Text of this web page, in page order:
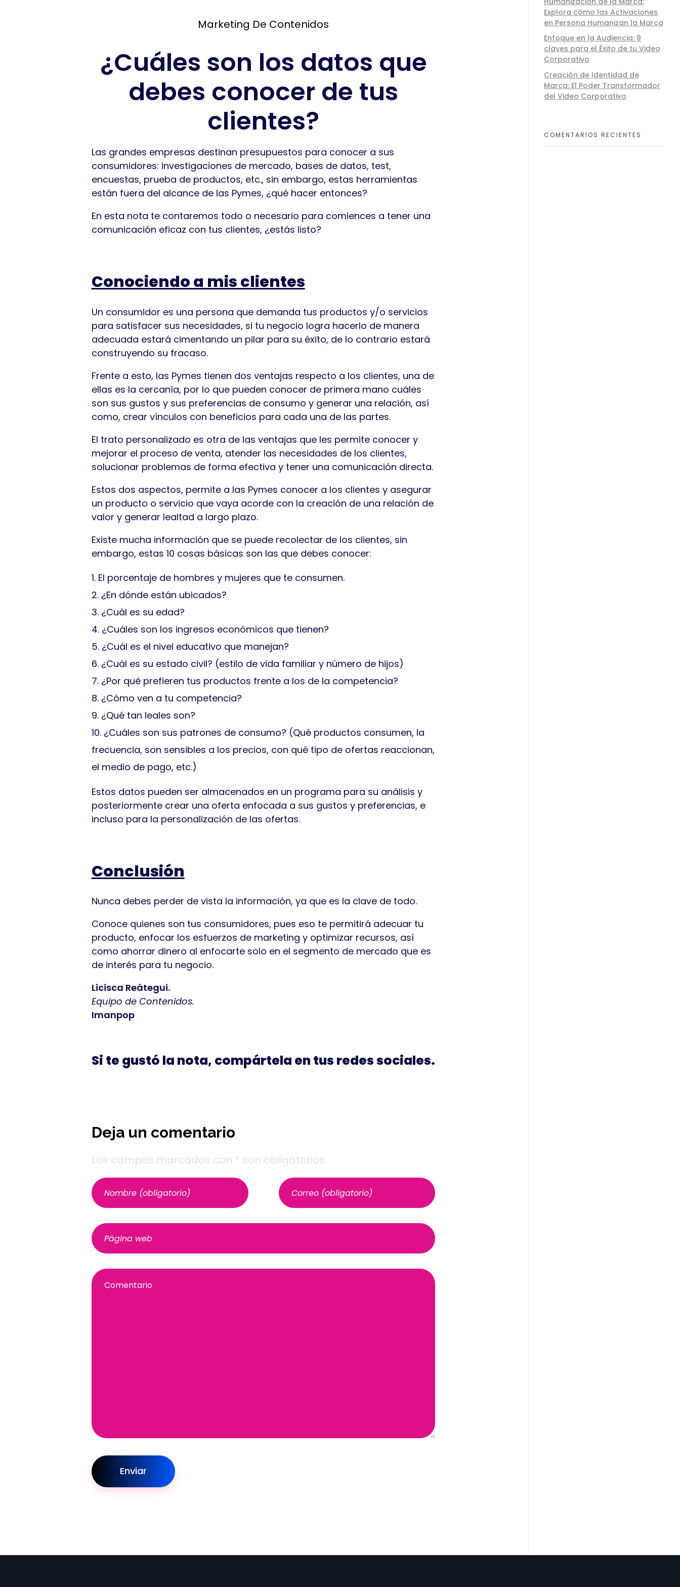
Marketing De Contenidos
¿Cuáles son los datos que
debes conocer de tus
clientes?
Las grandes empresas destinan presupuestos para conocer a sus
consumidores: investigaciones de mercado, bases de datos, test,
encuestas, prueba de productos, etc., sin embargo, estas herramientas
están fuera del alcance de las Pymes, ¿qué hacer entonces?
En esta nota te contaremos todo o necesario para comiences a tener una
comunicación eficaz con tus clientes, ¿estás listo?
Conociendo a mis clientes
Un consumidor es una persona que demanda tus productos y/o servicios
para satisfacer sus necesidades, si tu negocio logra hacerlo de manera
adecuada estará cimentando un pilar para su éxito, de lo contrario estará
construyendo su fracaso.
Frente a esto, las Pymes tienen dos ventajas respecto a los clientes, una de
ellas es la cercanía, por lo que pueden conocer de primera mano cuáles
son sus gustos y sus preferencias de consumo y generar una relación, así
como, crear vínculos con beneficios para cada una de las partes.
El trato personalizado es otra de las ventajas que les permite conocer y
mejorar el proceso de venta, atender las necesidades de los clientes,
solucionar problemas de forma efectiva y tener una comunicación directa.
Estos dos aspectos, permite a las Pymes conocer a los clientes y asegurar
un producto o servicio que vaya acorde con la creación de una relación de
valor y generar lealtad a largo plazo.
Existe mucha información que se puede recolectar de los clientes, sin
embargo, estas 10 cosas básicas son las que debes conocer:
El porcentaje de hombres y mujeres que te consumen.
¿En dónde están ubicados?
¿Cuál es su edad?
¿Cuáles son los ingresos económicos que tienen?
¿Cuál es el nivel educativo que manejan?
¿Cuál es su estado civil? (estilo de vida familiar y número de hijos)
¿Por qué prefieren tus productos frente a los de la competencia?
¿Cómo ven a tu competencia?
¿Qué tan leales son?
¿Cuáles son sus patrones de consumo? (Qué productos consumen, la
frecuencia, son sensibles a los precios, con qué tipo de ofertas reaccionan,
el medio de pago, etc.)
Estos datos pueden ser almacenados en un programa para su análisis y
posteriormente crear una oferta enfocada a sus gustos y preferencias, e
incluso para la personalización de las ofertas.
Conclusión
Nunca debes perder de vista la información, ya que es la clave de todo.
Conoce quienes son tus consumidores, pues eso te permitirá adecuar tu
producto, enfocar los esfuerzos de marketing y optimizar recursos, así
como ahorrar dinero al enfocarte solo en el segmento de mercado que es
de interés para tu negocio.
Licisca Reátegui.
Equipo de Contenidos.
Imanpop
Si te gustó la nota, compártela en tus redes sociales.
Deja un comentario
Los campos marcados con * son obligatorios
Explora cómo las Activaciones
en Persona Humanizan la Marca
Enfoque en la Audiencia: 9
claves para el Éxito de tu Video
Corporativo
Creación de Identidad de
Marca: El Poder Transformador
del Video Corporativo
COMENTARIOS RECIENTES